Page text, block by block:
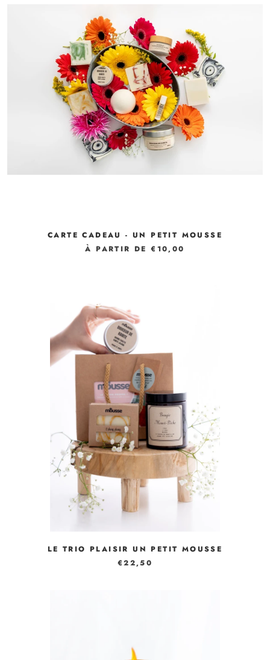
CARTE CADEAU - UN PETIT MOUSSE
À PARTIR DE €10,00
LE TRIO PLAISIR UN PETIT MOUSSE
€22,50